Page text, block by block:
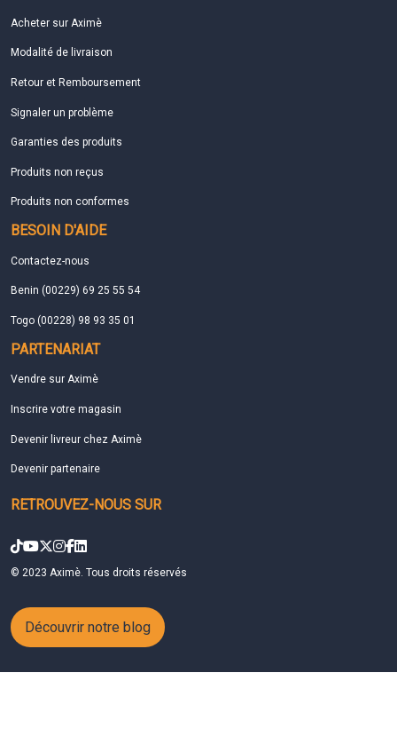
Acheter sur Aximè
Modalité de livraison
Retour et Remboursement
Signaler un problème
Garanties des produits
Produits non reçus
Produits non conformes
BESOIN D'AIDE
Contactez-nous
Benin (00229) 69 25 55 54
Togo (00228) 98 93 35 01
PARTENARIAT
Vendre sur Aximè
Inscrire votre magasin
Devenir livreur chez Aximè
Devenir partenaire
RETROUVEZ-NOUS SUR
© 2023 Aximè. Tous droits réservés
Découvrir notre blog